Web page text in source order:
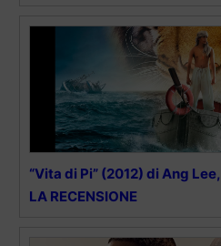
“Vita di Pi” (2012) di Ang
LA RECENSIONE